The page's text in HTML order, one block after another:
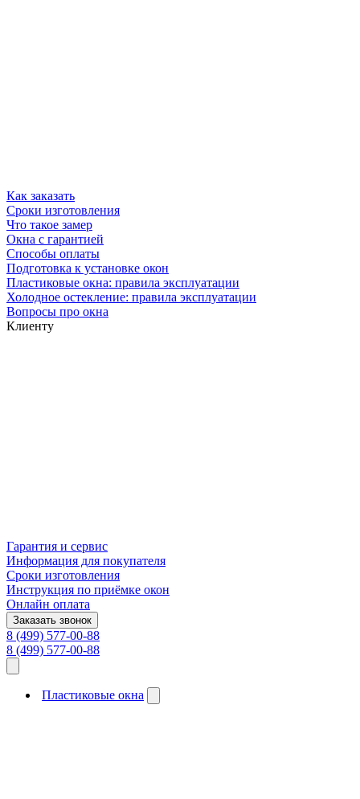
Как заказать
Сроки изготовления
Что такое замер
Окна с гарантией
Способы оплаты
Подготовка к установке окон
Пластиковые окна: правила эксплуатации
Холодное остекление: правила эксплуатации
Вопросы про окна
Клиенту
Гарантия и сервис
Информация для покупателя
Сроки изготовления
Инструкция по приёмке окон
Онлайн оплата
Заказать звонок
8 (499) 577-00-88
8 (499) 577-00-88
Пластиковые окна